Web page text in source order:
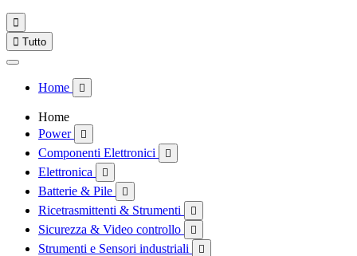

 Tutto
Home 
Home
Power

Componenti Elettronici 
Elettronica 
Batterie & Pile 
Ricetrasmittenti & Strumenti 
Sicurezza & Video controllo 
Strumenti e Sensori industriali 